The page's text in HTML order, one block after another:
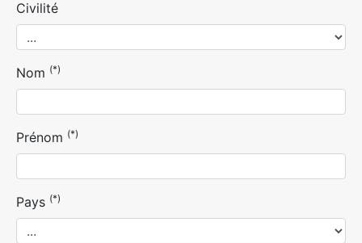
Civilité
Nom (*)
Prénom (*)
Pays (*)